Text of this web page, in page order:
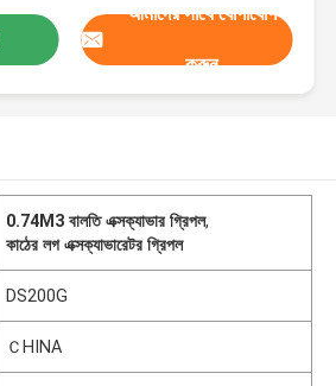
আমাদের সাথে যোগাযোগ
করুন
0.74M3 বালতি এক্সক্যাভার গ্রিপল,
কাঠের লগ এক্সক্যাভারেটর গ্রিপল
DS200G
ＣHINA